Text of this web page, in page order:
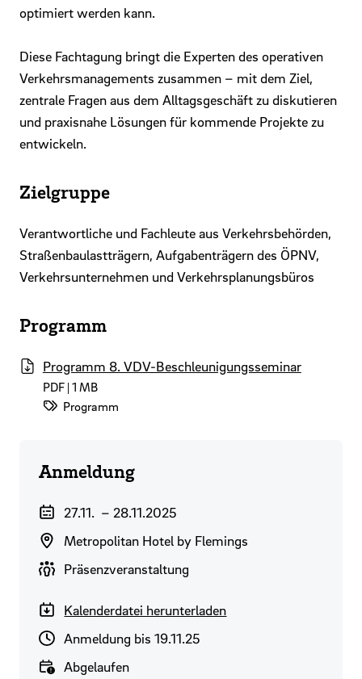
optimiert werden kann.
Diese Fachtagung bringt die Experten des operativen
Verkehrsmanagements zusammen – mit dem Ziel,
zentrale Fragen aus dem Alltagsgeschäft zu diskutieren
und praxisnahe Lösungen für kommende Projekte zu
entwickeln.
Zielgruppe
Verantwortliche und Fachleute aus Verkehrsbehörden,
Straßenbaulastträgern, Aufgabenträgern des ÖPNV,
Verkehrsunternehmen und Verkehrsplanungsbüros
Programm
Programm 8. VDV-Beschleunigungsseminar
PDF | 1 MB
Datei-Kategorie:
Programm
Anmeldung
Veranstaltungszeitraum
27.11. – 28.11.2025
Veranstaltungsort
Metropolitan Hotel by Flemings
Durchführungsart
Präsenzveranstaltung
Kalenderdatei herunterladen
Anmeldeschluss
Anmeldung bis 19.11.25
Verfügbarkeit
Abgelaufen